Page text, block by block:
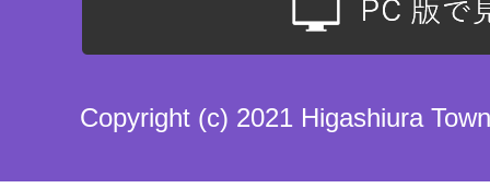
Copyright (c) 2021 Higashiura